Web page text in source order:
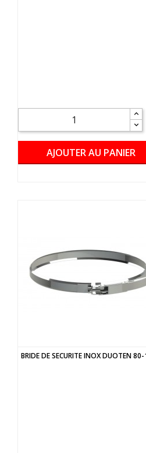
AJOUTER AU PANIER
BRIDE DE SECURITE INOX DUOTEN